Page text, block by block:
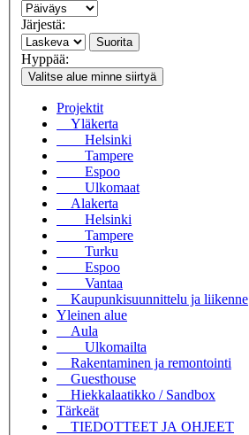
Järjestä:
Suorita
Hyppää:
Valitse alue minne siirtyä
Projektit
Yläkerta
Helsinki
Tampere
Espoo
Ulkomaat
Alakerta
Helsinki
Tampere
Turku
Espoo
Vantaa
Kaupunkisuunnittelu ja liikenne
Yleinen alue
Aula
Ulkomailta
Rakentaminen ja remontointi
Guesthouse
Hiekkalaatikko / Sandbox
Tärkeät
TIEDOTTEET JA OHJEET